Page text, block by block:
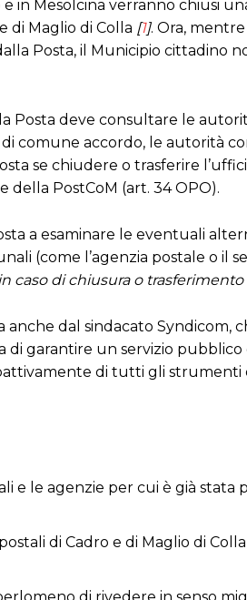
in Mesolcina verranno chiusi
di Maglio di Colla [1]. Ora,
Posta, il Municipio cittadino
Posta deve consultare le
comune accordo, le autorità
se chiudere o trasferire
PostCoM (art. 34 OPO).
a esaminare le eventuali
(come l’agenzia postale o il
caso di chiusura o
dal sindacato Syndicom,
di garantire un servizio
di tutti gli strumenti
le agenzie per cui è già stata
di Cadro e di Maglio di